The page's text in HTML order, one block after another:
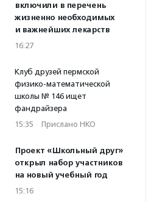
включили в перечень
жизненно необходимых
и важнейших лекарств
16:27
Клуб друзей пермской
физико-математической
школы № 146 ищет
фандрайзера
15:35 · Прислано НКО
Проект «Школьный друг»
открыл набор участников
на новый учебный год
15:16